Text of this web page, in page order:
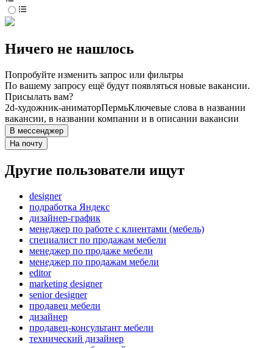
Ничего не нашлось
Попробуйте изменить запрос или фильтры
По вашему запросу ещё будут появляться новые вакансии.
Присылать вам?
2d-художник-аниматорПермьКлючевые слова в названии
вакансии, в названии компании и в описании вакансии
В мессенджер
На почту
Другие пользователи ищут
designer
подработка Яндекс
дизайнер-график
менеджер по работе с клиентами (мебель)
специалист по продажам мебели
менеджер по продаже мебели
менеджер по продажам мебели
editor
marketing designer
senior designer
продавец мебели
дизайнер
продавец-консультант мебели
технический дизайнер